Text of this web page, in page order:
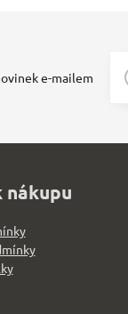
e-mailem
nákupu